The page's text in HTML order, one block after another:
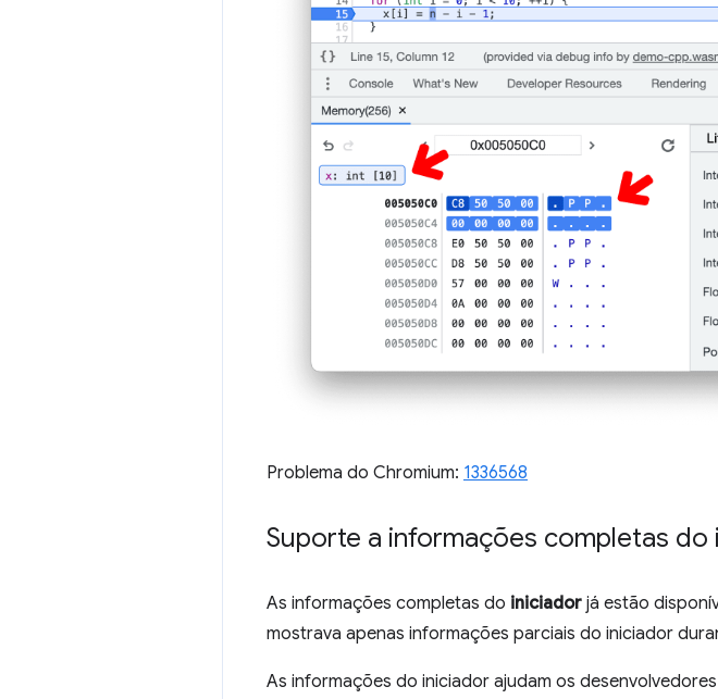
Problema do Chromium: 1336568
Suporte a informações completas
As informações completas do iniciador já estão
mostrava apenas informações parciais do iniciador
As informações do iniciador ajudam os